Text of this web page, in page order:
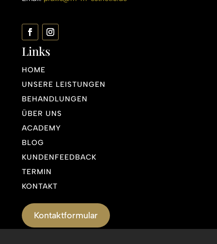
Links
HOME
UNSERE LEISTUNGEN
BEHANDLUNGEN
ÜBER UNS
ACADEMY
BLOG
KUNDENFEEDBACK
TERMIN
KONTAKT
Kontaktformular